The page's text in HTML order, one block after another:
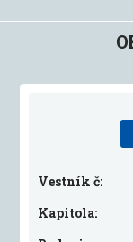
Vestník č:
Kapitola: